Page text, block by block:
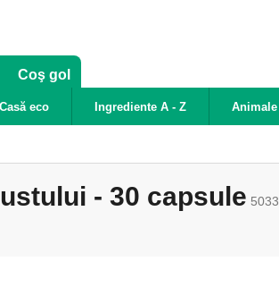
COŞ
CUMPĂRĂTURI
Coş gol
Casă eco Ingrediente A - Z Animale
- 30 capsule 5033